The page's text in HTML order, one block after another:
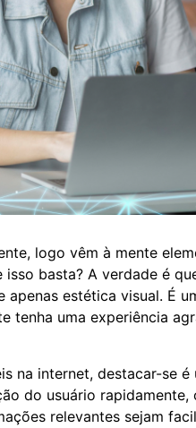
logo vêm à mente
basta? A verdade é
estética visual. É
tenha uma experiência
na internet, destacar-se
do usuário rapidamente,
relevantes sejam